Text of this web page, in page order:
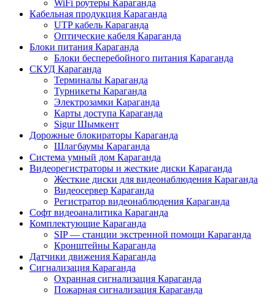
WiFi роутеры Караганда
Кабельная продукция Караганда
UTP кабель Караганда
Оптические кабеля Караганда
Блоки питания Караганда
Блоки бесперебойного питания Караганда
СКУД Караганда
Терминалы Караганда
Турникеты Караганда
Электрозамки Караганда
Карты доступа Караганда
Sigur Шымкент
Дорожные блокираторы Караганда
Шлагбаумы Караганда
Система умный дом Караганда
Видеорегистраторы и жесткие диски Караганда
Жесткие диски для видеонаблюдения Караганда
Видеосервер Караганда
Регистратор видеонаблюдения Караганда
Софт видеоаналитика Караганда
Комплектующие Караганда
SIP — станции экстренной помощи Караганда
Кронштейны Караганда
Датчики движения Караганда
Сигнализация Караганда
Охранная сигнализация Караганда
Пожарная сигнализация Караганда